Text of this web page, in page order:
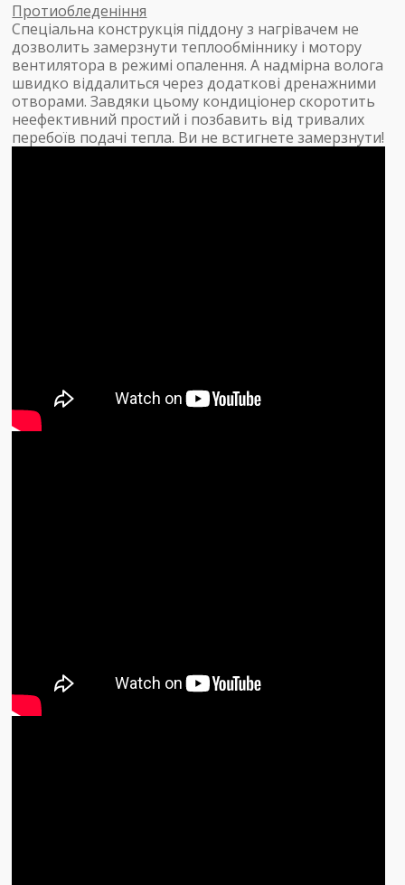
Протиобледеніння
Спеціальна конструкція піддону з нагрівачем не
дозволить замерзнути теплообміннику і мотору
вентилятора в режимі опалення. А надмірна волога
швидко віддалиться через додаткові дренажними
отворами. Завдяки цьому кондиціонер скоротить
неефективний простий і позбавить від тривалих
перебоїв подачі тепла. Ви не встигнете замерзнути!